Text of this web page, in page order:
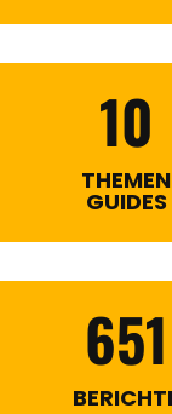
10
THEMEN
GUIDES
651